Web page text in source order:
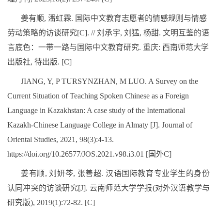
姜有顺, 潘虹霖. 国际中文教育志愿者的情感规则与情感
劳动策略的访谈研究[C]. //刘承宇, 刘猛, 杨甜. 文明互鉴的语
言底色：一带一路与国际中文教育研究. 重庆: 西南师范大学
出版社, 待出版. [C]
JIANG, Y, P TURSYNZHAN, M LUO. A Survey on the
Current Situation of Teaching Spoken Chinese as a Foreign
Language in Kazakhstan: A case study of the International
Kazakh-Chinese Language College in Almaty [J]. Journal of
Oriental Studies, 2021, 98(3):4-13.
https://doi.org/10.26577/JOS.2021.v98.i3.01 [国外C]
姜有顺,刘妍芩, 张善超. 汉语国际教育专业学生的身份
认同冲突的访谈研究[J]. 云南师范大学学报(对外汉语教学与
研究版), 2019(1):72-82. [C]